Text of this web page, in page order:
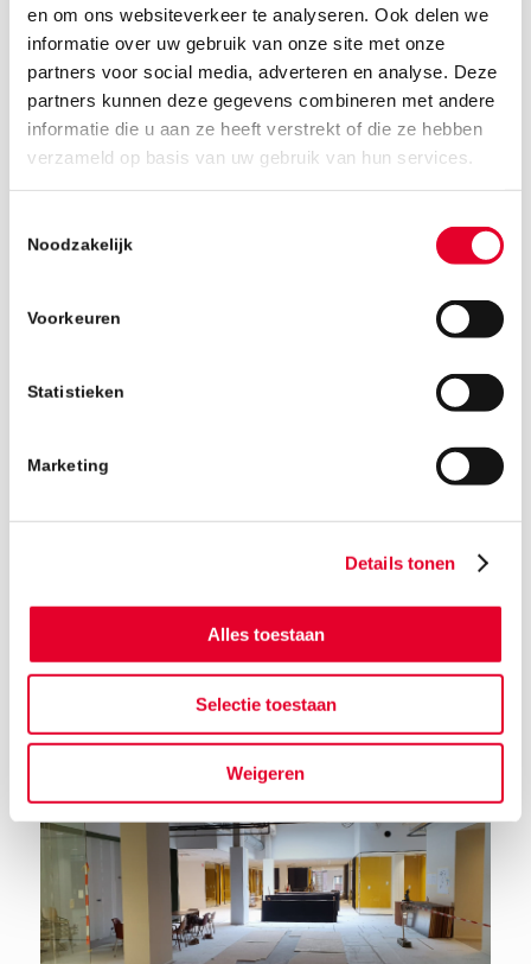
en om ons websiteverkeer te analyseren. Ook delen we
informatie over uw gebruik van onze site met onze
partners voor social media, adverteren en analyse. Deze
partners kunnen deze gegevens combineren met andere
informatie die u aan ze heeft verstrekt of die ze hebben
verzameld op basis van uw gebruik van hun services.
Noodzakelijk
Voorkeuren
Statistieken
Marketing
Details tonen
Alles toestaan
Selectie toestaan
Weigeren
20 mei 2019
Terug naar het nieuwsoverzicht